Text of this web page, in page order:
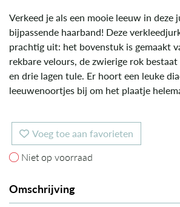
Verkeed je als een mooie leeuw in deze
bijpassende haarband! Deze
prachtig uit: het bovenstuk is gemaakt
rekbare velours, de zwierige rok
en drie lagen tule. Er hoort een leuke
leeuwenoortjes bij om het plaatje
Voeg toe aan favorieten
Niet op voorraad
Niet op voorraad
Omschrijving